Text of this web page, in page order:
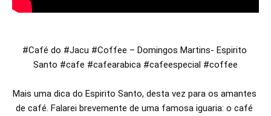
#Café do #Jacu #Coffee – Domingos Martins- Espirito
Santo #cafe #cafearabica #cafeespecial #coffee
Mais uma dica do Espirito Santo, desta vez para os amantes
de café. Falarei brevemente de uma famosa iguaria: o café